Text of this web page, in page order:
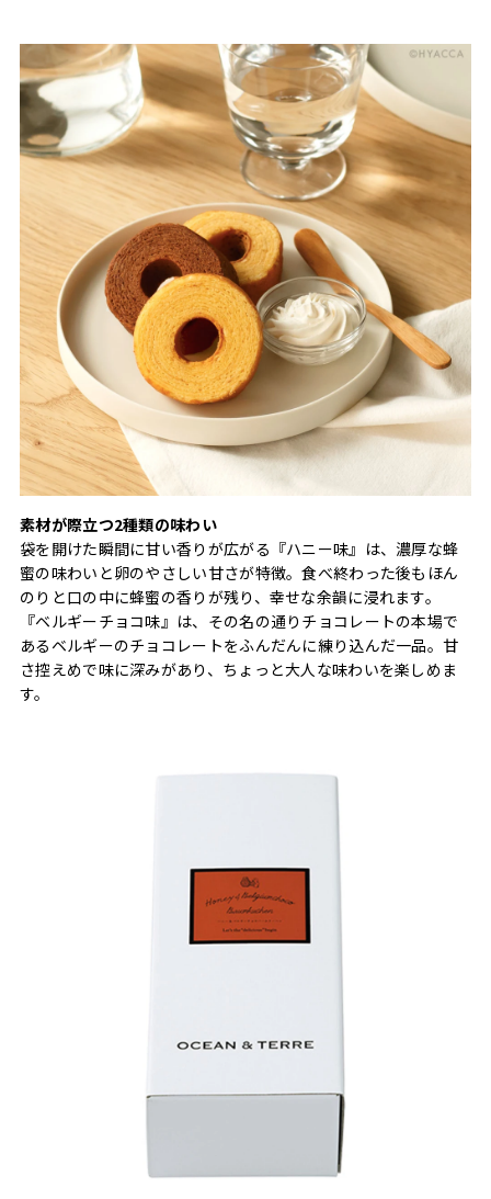
素材が際立つ2種類の味わい
袋を開けた瞬間に甘い香りが広がる『ハニー味』は、濃厚な蜂
蜜の味わいと卵のやさしい甘さが特徴。食べ終わった後もほん
のりと口の中に蜂蜜の香りが残り、幸せな余韻に浸れます。
『ベルギーチョコ味』は、その名の通りチョコレートの本場で
あるベルギーのチョコレートをふんだんに練り込んだ一品。甘
さ控えめで味に深みがあり、ちょっと大人な味わいを楽しめま
す。